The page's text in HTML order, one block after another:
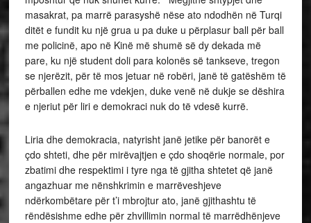
masakrat, pa marrë parasyshë nëse ato ndodhën në Turqi
ditët e fundit ku një grua u pa duke u përplasur ball për ball
me policinë, apo në Kinë më shumë së dy dekada më
pare, ku një student doli para kolonës së tankseve, tregon
se njerëzit, për të mos jetuar në robëri, janë të gatëshëm të
përballen edhe me vdekjen, duke venë në dukje se dëshira
e njeriut për liri e demokraci nuk do të vdesë kurrë.
Liria dhe demokracia, natyrisht janë jetike për banorët e
çdo shteti, dhe për mirëvajtjen e çdo shoqërie normale, por
zbatimi dhe respektimi i tyre nga të gjitha shtetet që janë
angazhuar me nënshkrimin e marrëveshjeve
ndërkombëtare për t’i mbrojtur ato, janë gjithashtu të
rëndësishme edhe për zhvillimin normal të marrëdhënjeve